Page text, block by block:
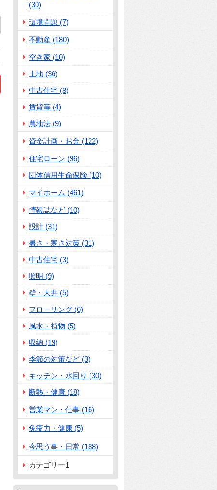
(30)
環境問題 (7)
不動産 (180)
空き家 (10)
土地 (36)
中古住宅 (8)
賃貸等 (4)
農地法 (9)
資金計画・お金 (122)
住宅ローン (96)
団体信用生命保険 (10)
マイホーム (461)
情報誌など (10)
設計 (31)
暑さ・寒さ対策 (31)
中古住宅 (3)
照明 (9)
壁・天井 (5)
フローリング (6)
風水・植物 (5)
収納 (19)
季節の対策など (3)
キッチン・水回り (30)
断熱・健康 (18)
営業マン・仕事 (16)
免疫力・健康 (5)
今思う事・日常 (188)
カテゴリー1